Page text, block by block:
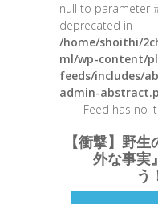
null to parameter
deprecated in
/home/shoithi/
ml/wp-content/
feeds/includes/
admin-
Feed has no
【衝撃】野
外な事実
う